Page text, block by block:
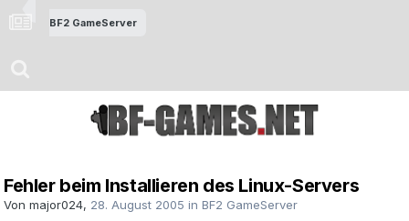
BF2 GameServer
Fehler beim Installieren des Linux-Servers
Von major024, 28. August 2005 in BF2 GameServer